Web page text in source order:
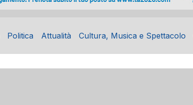
Politica Attualità Cultura, Musica e Spettacolo